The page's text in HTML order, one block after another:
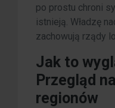
po prostu chroni
istnieją. Władzę
zachowują rządy
Jak to
Przegląd
regionów